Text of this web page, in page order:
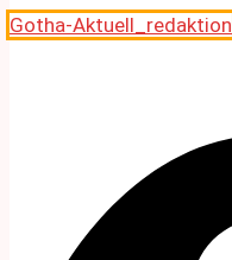
Gotha-Aktuell_redaktion